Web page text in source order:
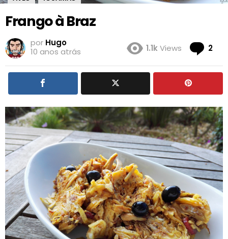
Frango à Braz
por Hugo
10 anos atrás
1.1kViews 2